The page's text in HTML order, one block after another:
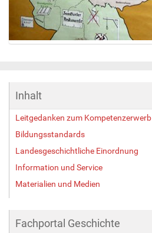
B
i
l
i
n
v
e
Inhalt
Leitgedanken zum Kompetenzerwerb
Bildungsstandards
Landesgeschichtliche Einordnung
Information und Service
Materialien und Medien
Fachportal Geschichte